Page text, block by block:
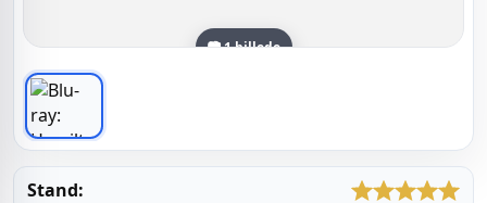
📷 1 billede
Stand: